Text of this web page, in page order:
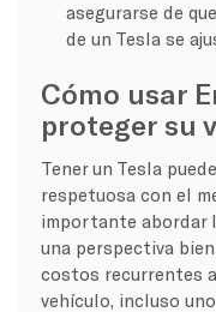
asegurarse de
de un Tesla se
Cómo usar
proteger su
Tener un Tesla
respetuosa con el
importante abordar
una perspectiva
costos recurrentes
vehículo, incluso